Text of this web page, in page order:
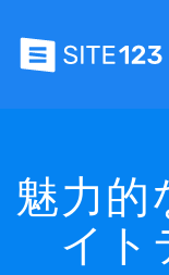
魅力的
イト